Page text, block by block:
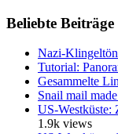
Beliebte Beiträge
Nazi-
Tutorial:
Gesammelte
Snail mail
US-Westküste:
1.9k views